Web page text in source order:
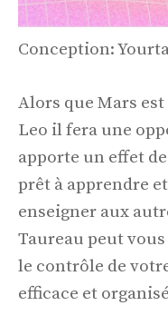
Conception:
Alors que Mars
Leo il fera une
apporte un effet
prêt à apprendre
enseigner aux
Taureau peut
le contrôle de
efficace et